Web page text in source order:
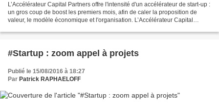
L’Accélérateur Capital Partners offre l'intensité d'un accélérateur de start-up :
un gros coup de boost les premiers mois, afin de caler la proposition de
valeur, le modèle économique et l'organisation. L’Accélérateur Capital
#Startup : zoom appel à projets
Publié le 15/08/2016 à 18:27
Par Patrick RAPHAELOFF